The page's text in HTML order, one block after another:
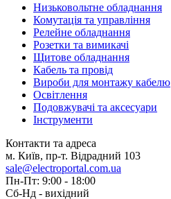
Низьковольтне обладнання
Комутація та управління
Релейне обладнання
Розетки та вимикачі
Щитове обладнання
Кабель та провід
Вироби для монтажу кабелю
Освітлення
Подовжувачі та аксесуари
Інструменти
Контакти та адреса
м. Київ, пр-т. Відрадний 103
sale@electroportal.com.ua
Пн-Пт: 9:00 - 18:00
Сб-Нд - вихідний